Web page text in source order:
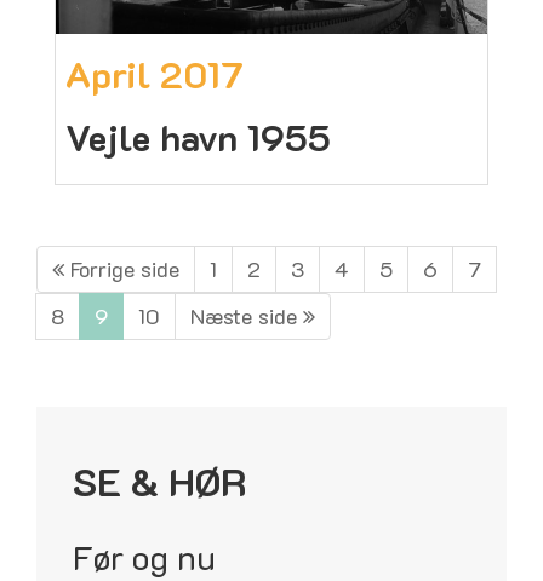
April 2017
Vejle havn 1955
Forrige side 1 2 3 4 5 6
7
8
9 10 Næste side
SE & HØR
Før og nu